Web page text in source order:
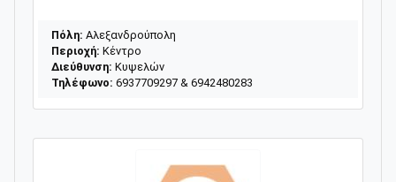
Πόλη: Αλεξανδρούπολη
Περιοχή: Κέντρο
Διεύθυνση: Κυψελών
Τηλέφωνο: 6937709297 & 6942480283